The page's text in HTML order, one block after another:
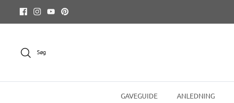
indhold
Søg
GAVEGUIDE ANLEDNING